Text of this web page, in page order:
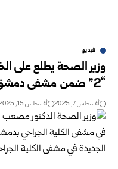
فيديو
وزير الصحة يطلع على
“2” ضمن مشفى دمشق لأمراض وجراحة القل
أغسطس 7, 2025 أغسطس 15, 2025